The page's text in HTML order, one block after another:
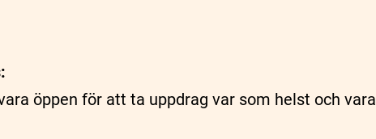
öppen för att ta uppdrag var som helst och vara